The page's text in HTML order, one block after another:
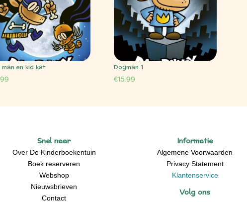
en kid kat Dogman 1
€15.99
Snel naar
Over De Kinderboekentuin
Boek reserveren
Webshop
Nieuwsbrieven
Contact
Informatie
Algemene Voorwaarden
Privacy Statement
Klantenservice
Volg ons